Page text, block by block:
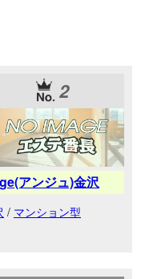
2
アンジュ)金沢
/ マンション型